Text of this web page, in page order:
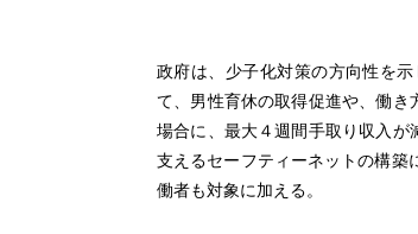
政府は、少子化対策の方向性を
て、男性育休の取得促進や、働き
場合に、最大４週間手取り収入が
支えるセーフティーネットの構築
働者も対象に加える。